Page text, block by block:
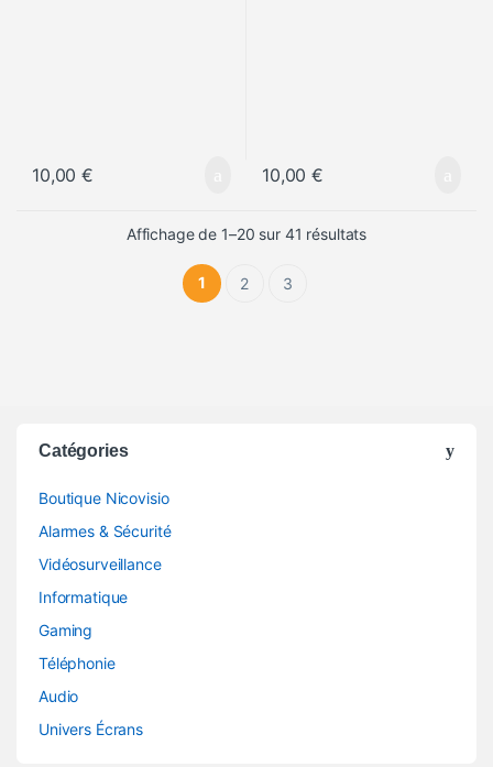
10,00€ 10,00€
Affichage de 1–20 sur 41 résultatsTrié du plus
1 2 3
Catégories
Boutique Nicovisio
Alarmes & Sécurité
Vidéosurveillance
Informatique
Gaming
Téléphonie
Audio
Univers Écrans